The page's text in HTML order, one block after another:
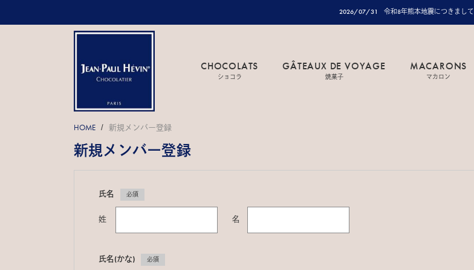
2026/07/31 令和8年熊本地震につきまして
CHOCOLATS
ショコラ
GÂTEAUX DE VOYAGE
焼菓子
MACARONS
マカロン
HOME / 新規メンバー登録
新規メンバー登録
氏名 必須
姓 名
氏名(かな) 必須